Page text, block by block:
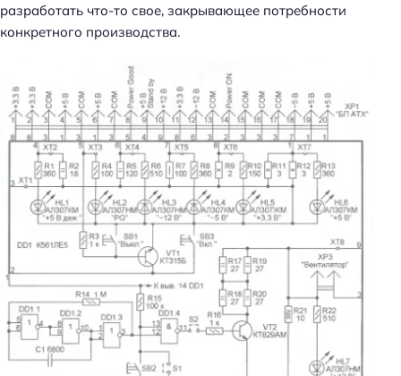
разработать что-то свое, закрывающее потребности
конкретного производства.